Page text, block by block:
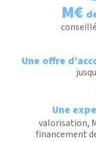
M€
Une offre
Une
valorisation,
financement